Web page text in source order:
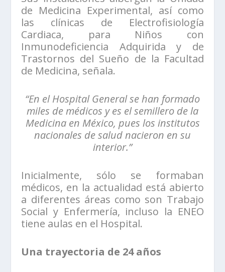
de Medicina Experimental, así como
las clínicas de Electrofisiología
Cardiaca, para Niños con
Inmunodeficiencia Adquirida y de
Trastornos del Sueño de la Facultad
de Medicina, señala.
“En el Hospital General se han formado
miles de médicos y es el semillero de la
Medicina en México, pues los institutos
nacionales de salud nacieron en su
interior.”
Inicialmente, sólo se formaban
médicos, en la actualidad está abierto
a diferentes áreas como son Trabajo
Social y Enfermería, incluso la ENEO
tiene aulas en el Hospital.
Una trayectoria de 24 años